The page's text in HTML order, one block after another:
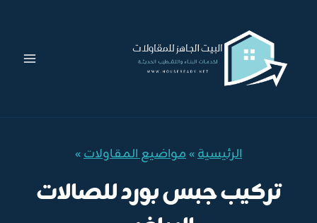
المحتوى
الرئيسية»مواضيع المقاولات»
تركيب جبس بورد للصالات